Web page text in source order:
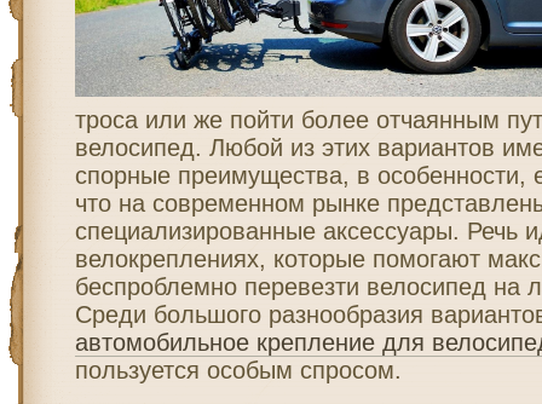
троса или же пойти более отчаянным
велосипед. Любой из этих вариантов
спорные преимущества, в особенности,
что на современном рынке
специализированные аксессуары. Речь
велокреплениях, которые помогают
беспроблемно перевезти велосипед на
Среди большого разнообразия
автомобильное крепление для
пользуется особым спросом.